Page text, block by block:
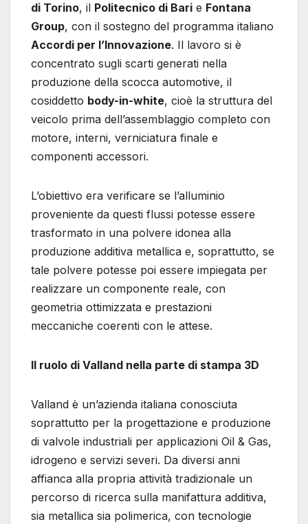
di Torino, il Politecnico di Bari e Fontana
Group, con il sostegno del programma italiano
Accordi per l’Innovazione. Il lavoro si è
concentrato sugli scarti generati nella
produzione della scocca automotive, il
cosiddetto body-in-white, cioè la struttura del
veicolo prima dell’assemblaggio completo con
motore, interni, verniciatura finale e
componenti accessori.
L’obiettivo era verificare se l’alluminio
proveniente da questi flussi potesse essere
trasformato in una polvere idonea alla
produzione additiva metallica e, soprattutto, se
tale polvere potesse poi essere impiegata per
realizzare un componente reale, con
geometria ottimizzata e prestazioni
meccaniche coerenti con le attese.
Il ruolo di Valland nella parte di stampa 3D
Valland è un’azienda italiana conosciuta
soprattutto per la progettazione e produzione
di valvole industriali per applicazioni Oil & Gas,
idrogeno e servizi severi. Da diversi anni
affianca alla propria attività tradizionale un
percorso di ricerca sulla manifattura additiva,
sia metallica sia polimerica, con tecnologie